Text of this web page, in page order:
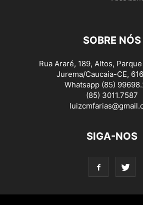
SOBRE NÓS
Rua Araré, 189, Altos,
Jurema/Caucaia-CE,
Whatsapp (85)
(85) 3011.7587
SIGA-NOS